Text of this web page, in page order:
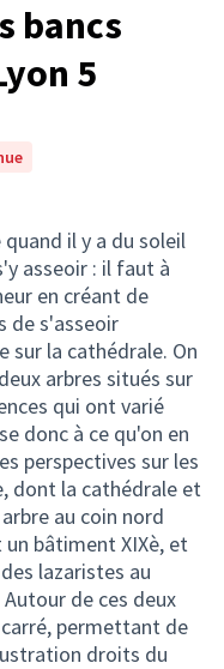
bancs
5
il y a du soleil
asseoir : il faut à
en créant de
de s'asseoir
la cathédrale. On
arbres situés sur
qui ont varié
donc à ce qu'on en
perspectives sur les
dont la cathédrale et
au coin nord
bâtiment XIXè, et
lazaristes au
de ces deux
permettant de
droits du